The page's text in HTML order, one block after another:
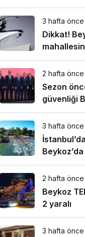
3 hafta önce
Dikkat!
2 hafta önce
Sezon
güvenliği
3 hafta önce
Beykoz’da
2 hafta önce
Beykoz
2 yaralı
3 hafta önce